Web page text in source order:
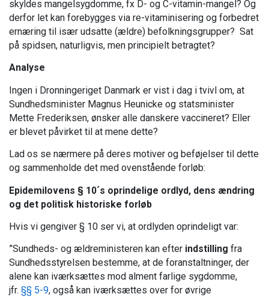
skyldes mangelsygdomme, fx D- og C-vitamin-mangel? Og
derfor let kan forebygges via re-vitaminisering og forbedret
ernæring til især udsatte (ældre) befolkningsgrupper? Sat
på spidsen, naturligvis, men principielt betragtet?
Analyse
Ingen i Dronningeriget Danmark er vist i dag i tvivl om, at
Sundhedsminister Magnus Heunicke og statsminister
Mette Frederiksen, ønsker alle danskere vaccineret? Eller
er blevet påvirket til at mene dette?
Lad os se nærmere på deres motiver og beføjelser til dette
og sammenholde det med ovenstående forløb:
Epidemilovens § 10´s oprindelige ordlyd, dens ændring
og det politisk historiske forløb
Hvis vi gengiver § 10 ser vi, at ordlyden oprindeligt var:
”Sundheds- og ældreministeren kan efter indstilling fra
Sundhedsstyrelsen bestemme, at de foranstaltninger, der
alene kan iværksættes mod alment farlige sygdomme,
jfr. §§ 5-9, også kan iværksættes over for øvrige